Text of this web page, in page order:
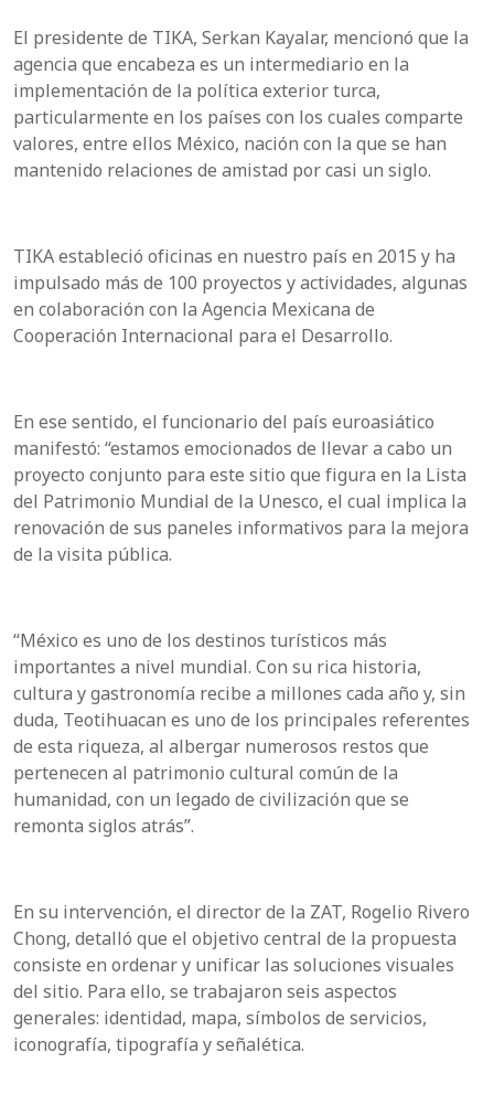
El presidente de TIKA, Serkan Kayalar, mencionó que la
agencia que encabeza es un intermediario en la
implementación de la política exterior turca,
particularmente en los países con los cuales comparte
valores, entre ellos México, nación con la que se han
mantenido relaciones de amistad por casi un siglo.
TIKA estableció oficinas en nuestro país en 2015 y ha
impulsado más de 100 proyectos y actividades, algunas
en colaboración con la Agencia Mexicana de
Cooperación Internacional para el Desarrollo.
En ese sentido, el funcionario del país euroasiático
manifestó: “estamos emocionados de llevar a cabo un
proyecto conjunto para este sitio que figura en la Lista
del Patrimonio Mundial de la Unesco, el cual implica la
renovación de sus paneles informativos para la mejora
de la visita pública.
“México es uno de los destinos turísticos más
importantes a nivel mundial. Con su rica historia,
cultura y gastronomía recibe a millones cada año y, sin
duda, Teotihuacan es uno de los principales referentes
de esta riqueza, al albergar numerosos restos que
pertenecen al patrimonio cultural común de la
humanidad, con un legado de civilización que se
remonta siglos atrás”.
En su intervención, el director de la ZAT, Rogelio Rivero
Chong, detalló que el objetivo central de la propuesta
consiste en ordenar y unificar las soluciones visuales
del sitio. Para ello, se trabajaron seis aspectos
generales: identidad, mapa, símbolos de servicios,
iconografía, tipografía y señalética.